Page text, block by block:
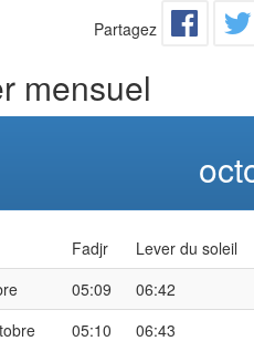
Partagez
mensuel
Fadjr
Lever du soleil
05:09
06:42
05:10 06:43